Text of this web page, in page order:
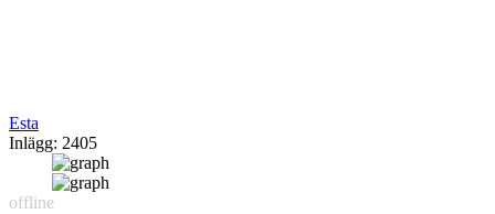
Esta
Inlägg: 2405
offline